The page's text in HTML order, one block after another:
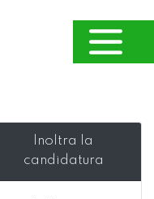
Inoltra la
candidatura